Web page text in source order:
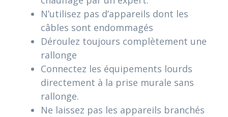
N’utilisez pas d’appareils dont les
câbles sont endommagés
Déroulez toujours complètement une
rallonge
Connectez les équipements lourds
directement à la prise murale sans
rallonge.
Ne laissez pas les appareils branchés